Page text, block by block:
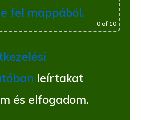
fel mappából.
0of 10
leírtakat
és elfogadom.